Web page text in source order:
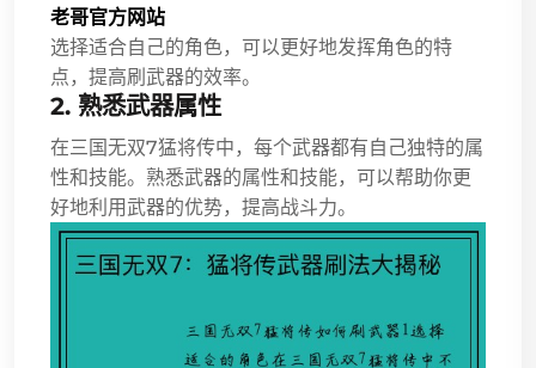
老哥官方网站
选择适合自己的角色，可以更好地发挥角色的特
点，提高刷武器的效率。
2. 熟悉武器属性
在三国无双7猛将传中，每个武器都有自己独特的属
性和技能。熟悉武器的属性和技能，可以帮助你更
好地利用武器的优势，提高战斗力。